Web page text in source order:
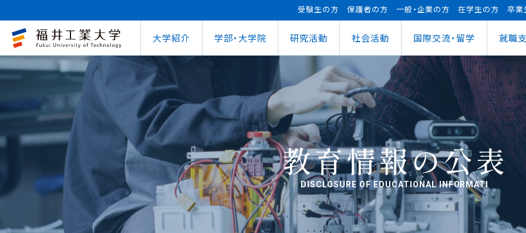
受験生の方 保護者の方 一般・企業の方 在学生の方 卒業
大学紹介
大学概要 教育情報の公表
大学概要
教育情報の公表
学びの特色
教員紹介
キャンパス案内
第62回大学祭
式辞集
学部・大学院
工学部
電気電子情報工学科
機械工学科
建築土木工学科
原子力技術応用工学科
環境学部
環境食品応用化学科
デザイン学科
経営情報学部
経営情報学科
ス
ス
研究活動
地域連携研究推進センター 研究シーズ紹介
地域連携研究推進センター
教育研究業績情報
研究シーズ紹介
研究紀要
外国人研究者招へい・受入れ
研究情報
AI&IoTセンター
まちづくりデザインセンター
ウェルネス＆スポーツサイエンスセンター
未来ロボティクスセンター
社会活動
自治体との連携FUT公開講座
自治体との連携
FUT公開講座
出前講義・出前実験
未来塾 講演会
科学実験キャラバン
ロボット事業
FUTブラス
スポーツ教室
その他活動
活動レポート
国際交流・留学
インターナショナルセンター 海外留学プログラム
インターナショナルセンター
海外留学プログラム（OCPS）
文化交流
【重要】海外へ渡航するみなさんへ
就職
キャリアセンター
キャリアセンター
就職⽀援プログラム
インターンシップ
就職実績
資格取得
就職⽀援ナビ
企業の方へ
求人・説明会のお申し込み
キャリアセンターとの面談
学費等納⼊⾦在学⽣向け奨学⾦
在学⽣向け奨学⾦
受験⽣向け奨学⾦
⽇本学⽣⽀援機構奨学⾦ 給付奨学⾦
⽇本学⽣⽀援機構奨学⾦ 貸与奨学⾦
教育ローン
授業料等の減免制度
寮・下宿のご案内 SSLプロジェクト
学⽣⽣活⽀援室
学習⽀援室
情報メディアセンター
SSLプロジェクト
学⽣保険
医務情報
障害学⽣⽀援
寮・下宿のご案内
クラブ活動支援センター
学習管理システム（manaba） WEBシラバス
学習管理システム（manaba）
学生ポータルシステム（学外からの接続）
WEBシラバス
教育情報の公表
DISCLOSURE OF EDUCATIONAL INFORMATI